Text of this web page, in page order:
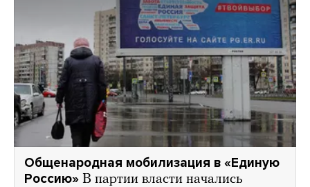
Общенародная мобилизация в «Единую
Россию» В партии власти начались